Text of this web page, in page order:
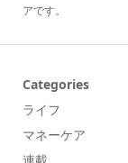
アです。
Categories
ライフ
マネーケア